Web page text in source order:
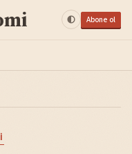
Abone ol